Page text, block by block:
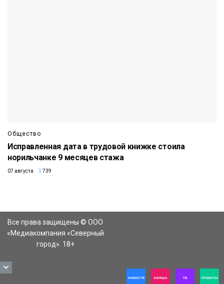
Общество
Исправленная дата в трудовой книжке стоила
норильчанке 9 месяцев стажа
07 августа 739
Все права защищены © ООО
«Медиакомпания «Северный
город». 18+